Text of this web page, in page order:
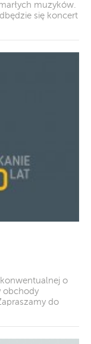
muzyków.
się koncert
o
obchody
do